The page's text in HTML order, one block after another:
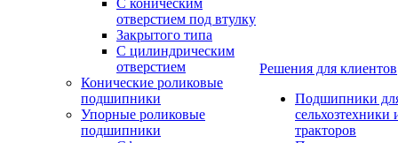
С коническим
отверстием под втулку
Закрытого типа
С цилиндрическим
отверстием
Конические роликовые
подшипники
Упорные роликовые
подшипники
Решения для клиентов
Подшипники
сельхозтехники
тракторов